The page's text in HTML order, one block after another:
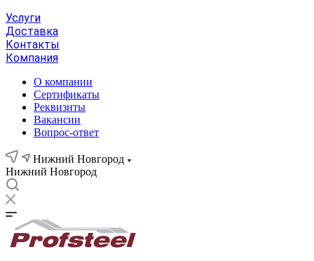
Услуги
Доставка
Контакты
Компания
О компании
Сертификаты
Реквизиты
Вакансии
Вопрос-ответ
Нижний Новгород
Нижний Новгород